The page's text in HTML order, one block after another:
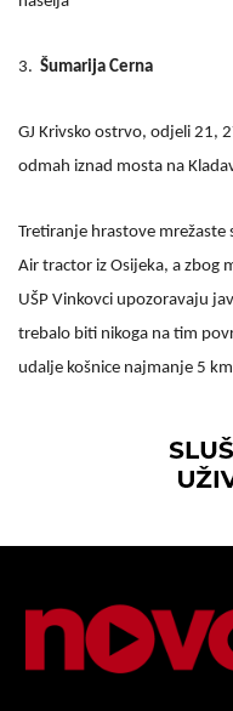
3. Šumarija Cerna
GJ Krivsko ostrvo, odjeli 21,
odmah iznad mosta na
Tretiranje hrastove
Air tractor iz Osijeka, a zbog
UŠP Vinkovci upozoravaju
trebalo biti nikoga na tim
udalje košnice najmanje 5